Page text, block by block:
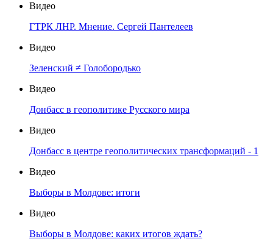
Видео
ГТРК ЛНР. Мнение. Сергей Пантелеев
Видео
Зеленский ≠ Голобородько
Видео
Донбасс в геополитике Русского мира
Видео
Донбасс в центре геополитических трансформаций - 1
Видео
Выборы в Молдове: итоги
Видео
Выборы в Молдове: каких итогов ждать?